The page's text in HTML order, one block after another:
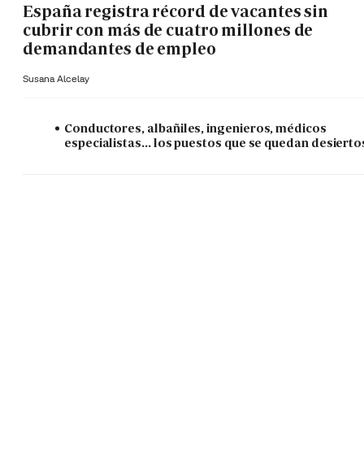
España registra récord de vacantes sin
cubrir con más de cuatro millones de
demandantes de empleo
Susana Alcelay
Conductores, albañiles, ingenieros, médicos
especialistas... los puestos que se quedan